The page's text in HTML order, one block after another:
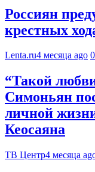
Россиян
крестных
Lenta.ru4 месяца ago 0
“Такой
Симоньян
личной
Кеосаяна
ТВ Центр4 месяца